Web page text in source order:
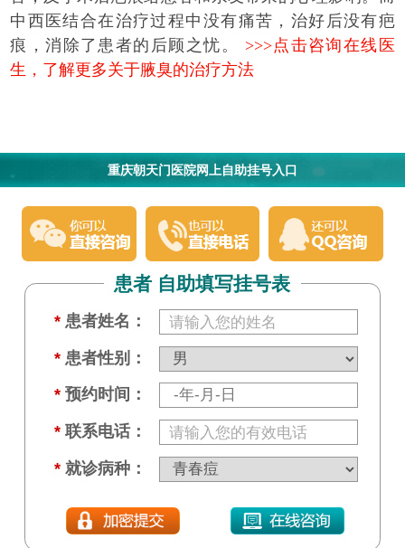
中西医结合在治疗过程中没有痛苦，治好后没有疤
痕，消除了患者的后顾之忧。 >>>点击咨询在线医
生，了解更多关于腋臭的治疗方法
重庆朝天门医院网上自助挂号入口
患者 自助填写挂号表
* 患者姓名：
* 患者性别：
* 预约时间：
* 联系电话：
* 就诊病种：